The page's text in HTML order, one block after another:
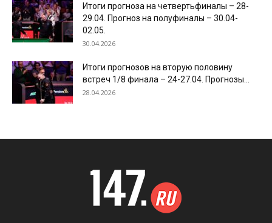
Итоги прогноза на четвертьфиналы – 28-
29.04. Прогноз на полуфиналы – 30.04-
02.05.
30.04.2026
Итоги прогнозов на вторую половину
встреч 1/8 финала – 24-27.04. Прогнозы...
28.04.2026